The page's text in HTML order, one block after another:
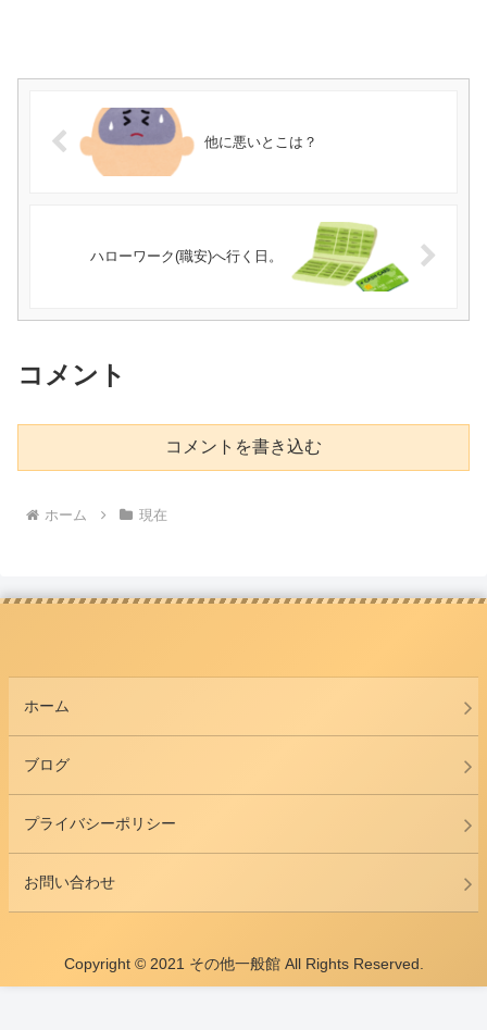
他に悪いとこは？
ハローワーク(職安)へ行く日。
コメント
コメントを書き込む
ホーム 現在
ホーム
ブログ
プライバシーポリシー
お問い合わせ
Copyright © 2021 その他一般館 All Rights Reserved.